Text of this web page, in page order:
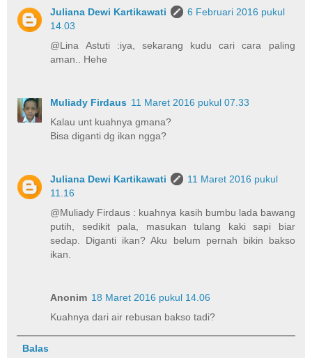
Juliana Dewi Kartikawati
6 Februari 2016 pukul
14.03
@Lina Astuti :iya, sekarang kudu cari cara paling
aman.. Hehe
Muliady Firdaus 11 Maret 2016 pukul 07.33
Kalau unt kuahnya gmana?
Bisa diganti dg ikan ngga?
Juliana Dewi Kartikawati
11 Maret 2016 pukul
11.16
@Muliady Firdaus : kuahnya kasih bumbu lada bawang
putih, sedikit pala, masukan tulang kaki sapi biar
sedap. Diganti ikan? Aku belum pernah bikin bakso
ikan.
Anonim 18 Maret 2016 pukul 14.06
Kuahnya dari air rebusan bakso tadi?
Balas